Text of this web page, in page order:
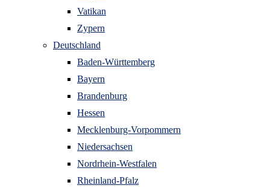
Vatikan
Zypern
Deutschland
Baden-Württemberg
Bayern
Brandenburg
Hessen
Mecklenburg-Vorpommern
Niedersachsen
Nordrhein-Westfalen
Rheinland-Pfalz